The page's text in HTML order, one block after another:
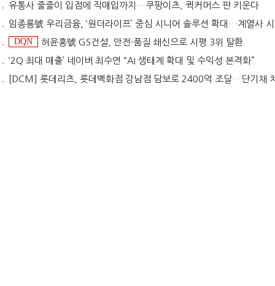
유통사 줄줄이 입점에 직매입까지…쿠팡이츠, 퀵커머스 판 키운다
임종룡號 우리금융, ‘원더라이프’ 중심 시니어 솔루션 확대…계열사 시너지 '관건' [금융 시니어 비즈니
DQN
허윤홍號 GS건설, 안전·품질 쇄신으로 시평 3위 탈환
‘2Q 최대 매출’ 네이버 최수연 “AI 생태계 확대 및 수익성 본격화”
[DCM] 롯데리츠, 롯데백화점 강남점 담보로 2400억 조달…단기채